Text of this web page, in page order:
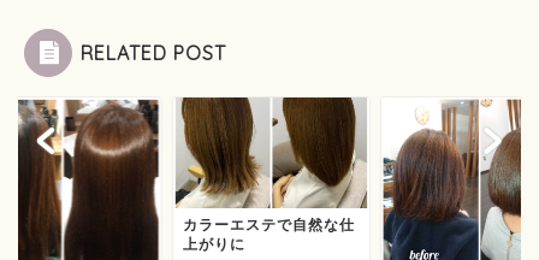
RELATED POST
カラーエステで自然な仕
上がりに